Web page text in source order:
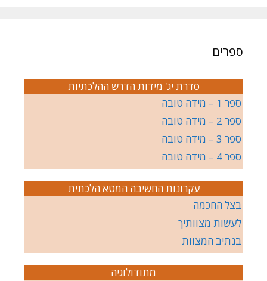
ספרים
סדרת יג' מידות הדרש ההלכתיות
ספר 1 – מידה טובה
ספר 2 – מידה טובה
ספר 3 – מידה טובה
ספר 4 – מידה טובה
עקרונות החשיבה המטא הלכתית
בצל החכמה
לעשות מצוותיך
בנתיב המצוות
מתודולוגיה